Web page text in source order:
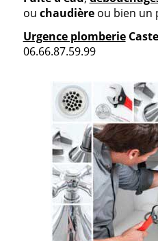
ou chaudièreou bien un
Urgence plomberie
06.66.87.59.99